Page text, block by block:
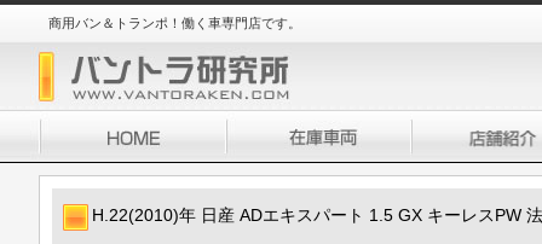
商用バン＆トランポ！働く車専門店です。
H.22(2010)年 日産 ADエキスパート 1.5 GX キーレスPW